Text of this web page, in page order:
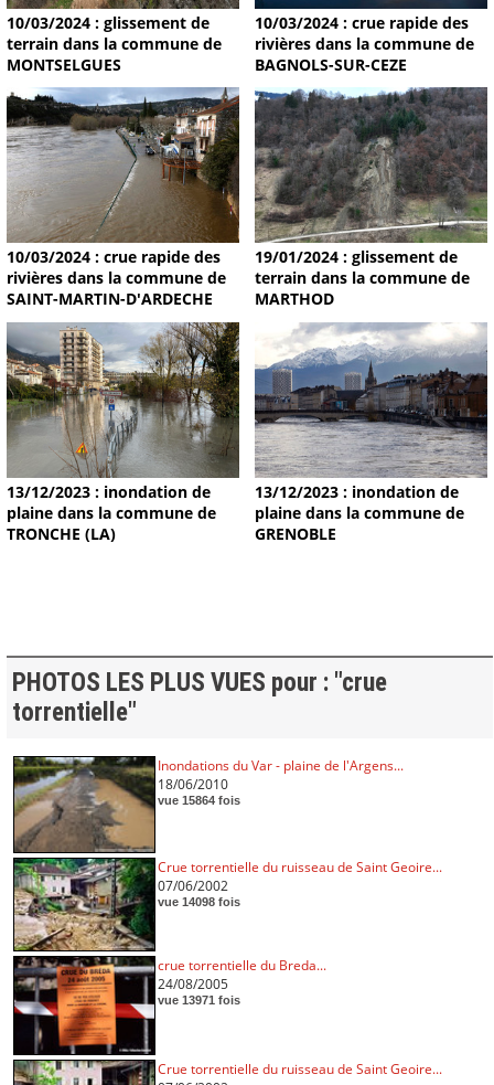
10/03/2024 : glissement de
terrain dans la commune de
MONTSELGUES
10/03/2024 : crue rapide des
rivières dans la commune de
BAGNOLS-SUR-CEZE
10/03/2024 : crue rapide des
rivières dans la commune de
SAINT-MARTIN-D'ARDECHE
19/01/2024 : glissement de
terrain dans la commune de
MARTHOD
13/12/2023 : inondation de
plaine dans la commune de
TRONCHE (LA)
13/12/2023 : inondation de
plaine dans la commune de
GRENOBLE
PHOTOS LES PLUS VUES pour : "crue
torrentielle"
Inondations du Var - plaine de l'Argens...
18/06/2010
vue 15864 fois
Crue torrentielle du ruisseau de Saint Geoire...
07/06/2002
vue 14098 fois
crue torrentielle du Breda...
24/08/2005
vue 13971 fois
Crue torrentielle du ruisseau de Saint Geoire...